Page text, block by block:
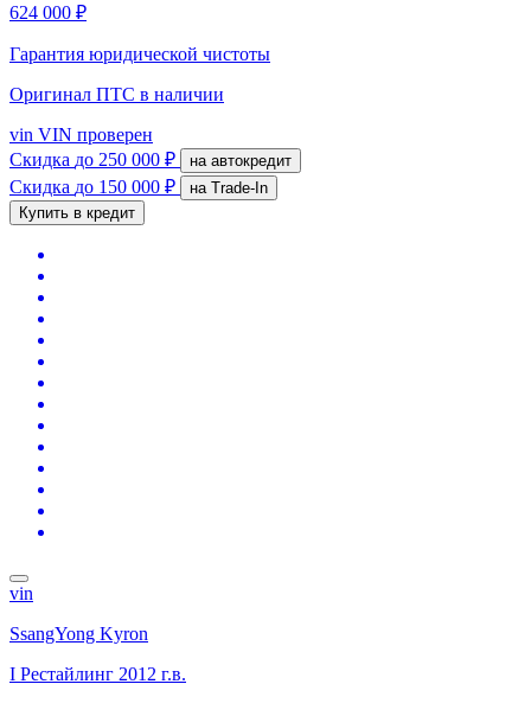
624 000 ₽
Гарантия юридической чистоты
Оригинал ПТС в наличии
vin VIN проверен
Скидка до 250 000 ₽ на автокредит
Скидка до 150 000 ₽
на Trade-In
Купить в кредит
vin
SsangYong Kyron
I Рестайлинг 2012 г.в.